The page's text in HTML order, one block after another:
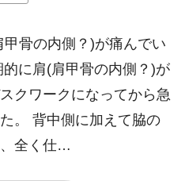
骨の内側？)が痛んでい
に肩(肩甲骨の内側？)が
クワークになってから急
。 背中側に加えて脇の
全く仕…